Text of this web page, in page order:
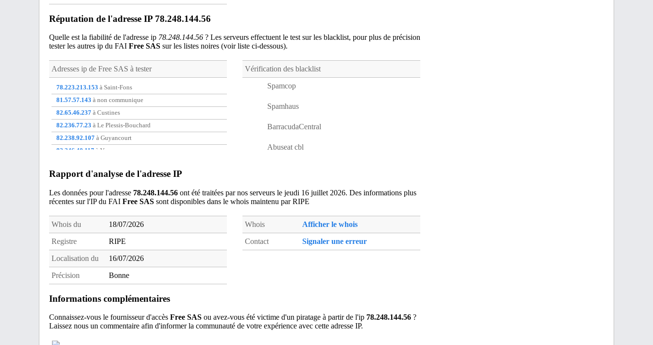
Réputation de l'adresse IP 78.248.144.56
Quelle est la fiabilité de l'adresse ip 78.248.144.56 ? Les serveurs effectuent le test sur les blacklist, pour plus de précision
tester les autres ip du FAI Free SAS sur les listes noires (voir liste ci-dessous).
Adresses ip de Free SAS à tester
78.223.213.153 à Saint-Fons
81.57.57.143 à non communique
82.65.46.237 à Custines
82.236.77.23 à Le Plessis-Bouchard
82.238.92.107 à Guyancourt
82.246.40.117 à Vannes
88.177.97.228à La Queue-les-Yvelines
91.161.46.180
à non communique
91.165.8.202à non communique
Vérification des blacklist
Spamcop
Spamhaus
BarracudaCentral
Abuseat cbl
Rapport d'analyse de l'adresse IP
Les données pour l'adresse 78.248.144.56 ont été traitées par nos serveurs le jeudi 16 juillet 2026. Des informations plus
récentes sur l'IP du FAI Free SAS sont disponibles dans le whois maintenu par RIPE
Whois du 18/07/2026
Registre RIPE
Localisation du 16/07/2026
Précision Bonne
Whois Afficher le whois
Contact Signaler une erreur
Informations complémentaires
Connaissez-vous le fournisseur d'accès Free SAS ou avez-vous été victime d'un piratage à partir de l'ip 78.248.144.56 ?
Laissez nous un commentaire afin d'informer la communauté de votre expérience avec cette adresse IP.